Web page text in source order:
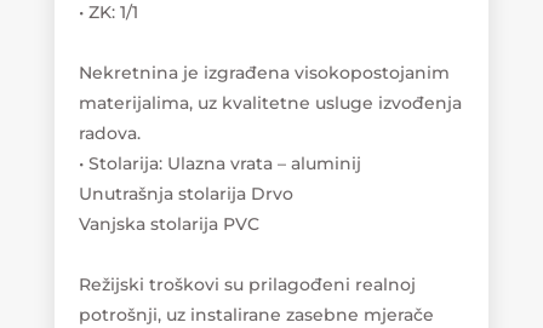
• ZK: 1/1
Nekretnina je izgrađena visokopostojanim
materijalima, uz kvalitetne usluge izvođenja
radova.
• Stolarija: Ulazna vrata – aluminij
Unutrašnja stolarija Drvo
Vanjska stolarija PVC
Režijski troškovi su prilagođeni realnoj
potrošnji, uz instalirane zasebne mjerače